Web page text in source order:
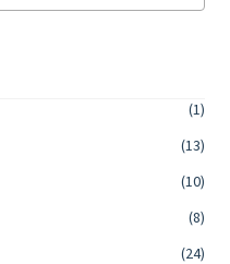
(1)
(13)
(10)
(8)
(24)